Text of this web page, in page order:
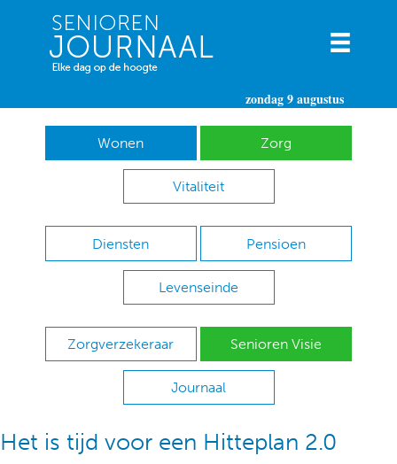
zondag 9 augustus
Wonen Zorg
Vitaliteit
Diensten Pensioen
Levenseinde
Zorgverzekeraar Senioren Visie
Journaal
Het is tijd voor een Hitteplan 2.0